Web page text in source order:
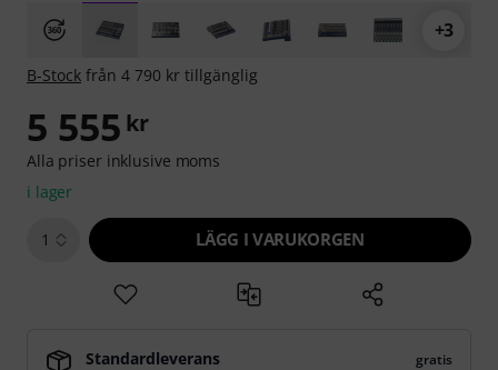
+3
B-Stock från 4 790 kr tillgänglig
5 555 kr
Alla priser inklusive moms
i lager
1 LÄGG I VARUKORGEN
Standardleverans
gratis